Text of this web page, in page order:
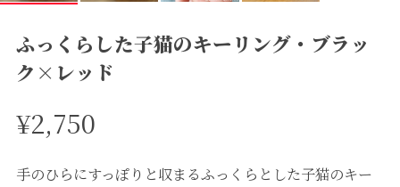
ふっくらした子猫のキーリング・ブラッ
ク×レッド
¥2,750
手のひらにすっぽりと収まるふっくらとした子猫のキー